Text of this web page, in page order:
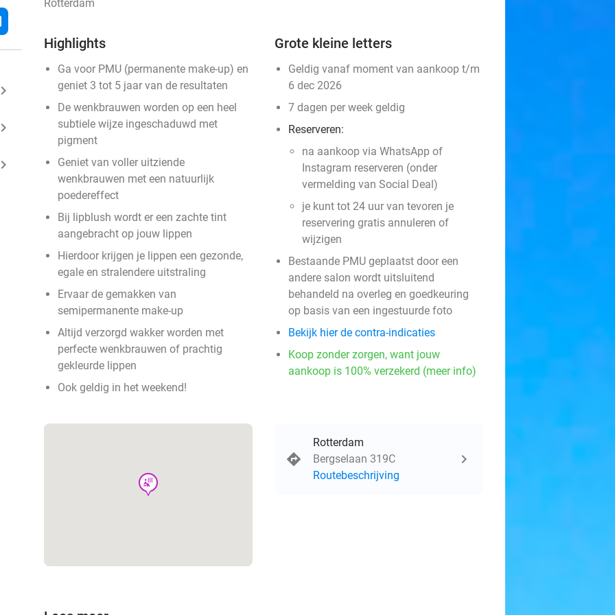
keyboard_arrow_right
keyboard_arrow_right
keyboard_arrow_right
Rotterdam
Highlights
Ga voor PMU (permanente make-up) en
geniet 3 tot 5 jaar van de resultaten
De wenkbrauwen worden op een heel
subtiele wijze ingeschaduwd met
pigment
Geniet van voller uitziende
wenkbrauwen met een natuurlijk
poedereffect
Bij lipblush wordt er een zachte tint
aangebracht op jouw lippen
Hierdoor krijgen je lippen een gezonde,
egale en stralendere uitstraling
Ervaar de gemakken van
semipermanente make-up
Altijd verzorgd wakker worden met
perfecte wenkbrauwen of prachtig
gekleurde lippen
Ook geldig in het weekend!
Grote kleine letters
Geldig vanaf moment van aankoop t/m
6 dec 2026
7 dagen per week geldig
Reserveren:
na aankoop via WhatsApp of
Instagram reserveren (onder
vermelding van Social Deal)
je kunt tot 24 uur van tevoren je
reservering gratis annuleren of
wijzigen
Bestaande PMU geplaatst door een
andere salon wordt uitsluitend
behandeld na overleg en goedkeuring
op basis van een ingestuurde foto
Bekijk hier de contra-indicaties
Koop zonder zorgen, want jouw
aankoop is 100% verzekerd (meer info)
wellness
Rotterdam
Bergselaan 319C
Routebeschrijving